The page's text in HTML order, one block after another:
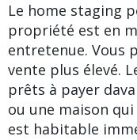
Le home staging
propriété est en
entretenue. Vous
vente plus élevé.
prêts à payer
ou une maison
est habitable